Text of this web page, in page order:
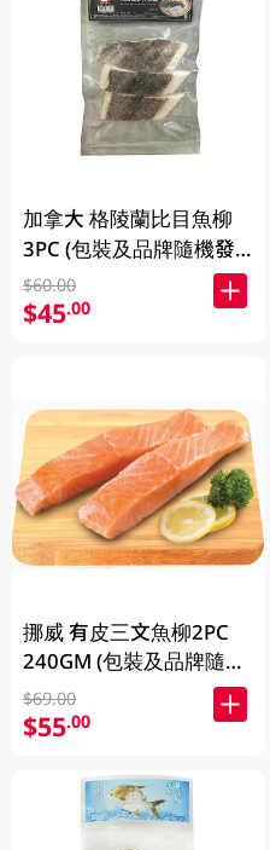
加拿大 格陵蘭比目魚柳
3PC (包裝及品牌隨機發
放)
$60.00
$45.00
挪威 有皮三文魚柳2PC
240GM (包裝及品牌隨機
發放)
$69.00
$55.00